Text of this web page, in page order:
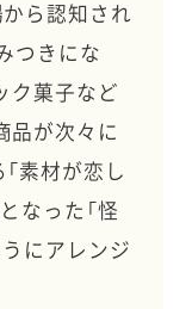
ら認知され
つきにな
ク菓子など
品が次々に
素材が恋し
なった「怪
にアレンジ